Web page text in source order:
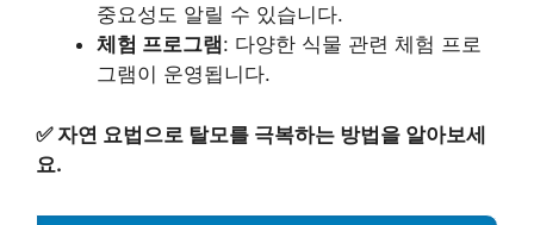
중요성도 알릴 수 있습니다.
체험 프로그램: 다양한 식물 관련 체험 프로
그램이 운영됩니다.
✅ 자연 요법으로 탈모를 극복하는 방법을 알아보세
요.